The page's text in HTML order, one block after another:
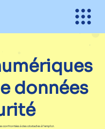
données
confrontées à des obstacles à l'emploi.